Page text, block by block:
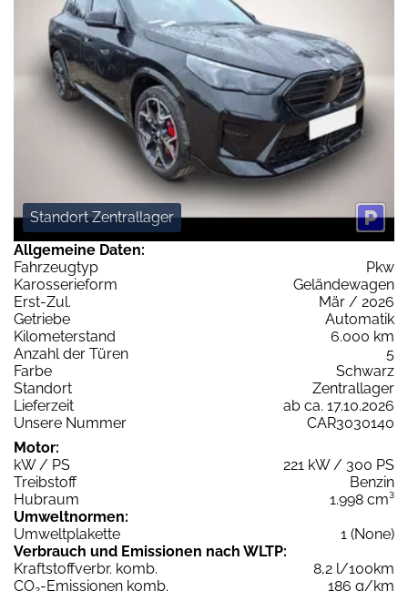
Standort Zentrallager
Allgemeine Daten:
Fahrzeugtyp
Pkw
Karosserieform
Geländewagen
Erst-Zul.
Mär / 2026
Getriebe
Automatik
Kilometerstand
6.000 km
Anzahl der Türen
5
Farbe
Schwarz
Standort
Zentrallager
Lieferzeit
ab ca. 17.10.2026
Unsere Nummer
CAR3030140
Motor:
kW / PS
221 kW / 300 PS
Treibstoff
Benzin
Hubraum
1.998 cm³
Umweltnormen:
Umweltplakette
1 (None)
Verbrauch und Emissionen nach WLTP:
Kraftstoffverbr. komb.
8,2 l/100km
CO -Emissionen komb. 186 g/km